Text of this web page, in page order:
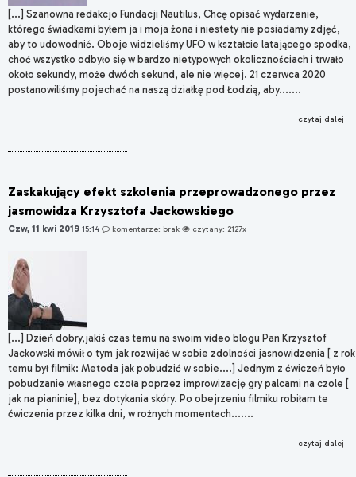
[...] Szanowna redakcjo Fundacji Nautilus, Chcę opisać wydarzenie,
którego świadkami byłem ja i moja żona i niestety nie posiadamy zdjęć,
aby to udowodnić. Oboje widzieliśmy UFO w kształcie latającego spodka,
choć wszystko odbyło się w bardzo nietypowych okolicznościach i trwało
około sekundy, może dwóch sekund, ale nie więcej. 21 czerwca 2020
postanowiliśmy pojechać na naszą działkę pod Łodzią, aby.......
czytaj dalej
Zaskakujący efekt szkolenia przeprowadzonego przez
jasmowidza Krzysztofa Jackowskiego
Czw, 11 kwi 2019 15:14 komentarze: brak czytany: 2127x
[...] Dzień dobry,jakiś czas temu na swoim video blogu Pan Krzysztof
Jackowski mówił o tym jak rozwijać w sobie zdolności jasnowidzenia [ z rok
temu był filmik: Metoda jak pobudzić w sobie....] Jednym z ćwiczeń było
pobudzanie własnego czoła poprzez improwizację gry palcami na czole [
jak na pianinie], bez dotykania skóry. Po obejrzeniu filmiku robiłam te
ćwiczenia przez kilka dni, w rożnych momentach.......
czytaj dalej